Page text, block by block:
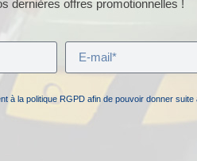
dernières offres promotionnelles !
la politique RGPD afin de pouvoir donner suite